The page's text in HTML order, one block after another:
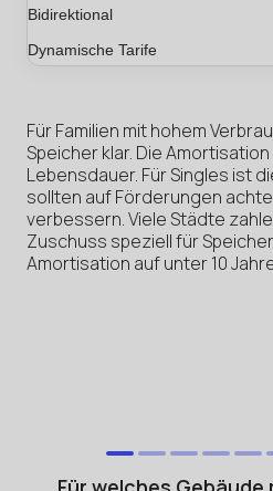
Bidirektional
Dynamische Tarife
Für Familien mit hohem
Speicher klar. Die
Lebensdauer. Für Singles ist
sollten auf Förderungen
verbessern. Viele Städte
Zuschuss speziell für
Amortisation auf unter 10